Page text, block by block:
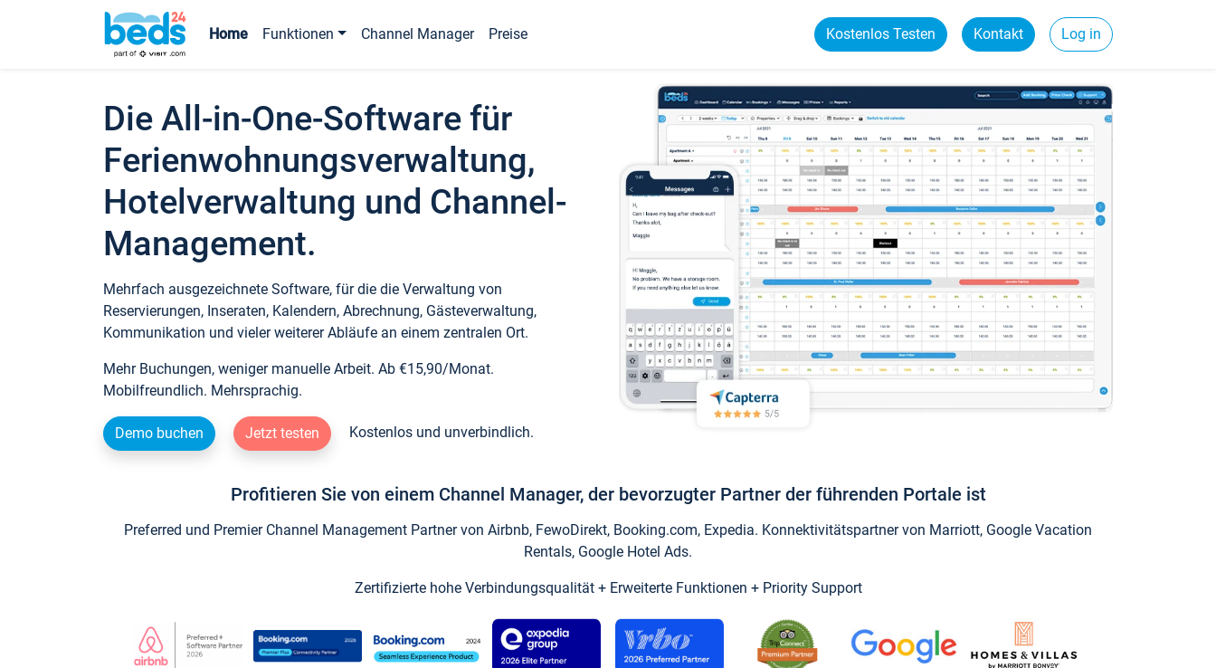
Home Funktionen Channel Manager Preise Kostenlos Testen Kontakt Log in
Die All-in-One-Software für
Ferienwohnungsverwaltung,
Hotelverwaltung und Channel-
Management.
Mehrfach ausgezeichnete Software, für die die Verwaltung von
Reservierungen, Inseraten, Kalendern, Abrechnung, Gästeverwaltung,
Kommunikation und vieler weiterer Abläufe an einem zentralen Ort.
Mehr Buchungen, weniger manuelle Arbeit. Ab €15,90/Monat.
Mobilfreundlich. Mehrsprachig.
Demo buchen Jetzt testen Kostenlos und unverbindlich.
Profitieren Sie von einem Channel Manager, der bevorzugter Partner der führenden Portale ist
Preferred und Premier Channel Management Partner von Airbnb, FewoDirekt, Booking.com, Expedia. Konnektivitätspartner von Marriott, Google Vacation
Rentals, Google Hotel Ads.
Zertifizierte hohe Verbindungsqualität + Erweiterte Funktionen + Priority Support